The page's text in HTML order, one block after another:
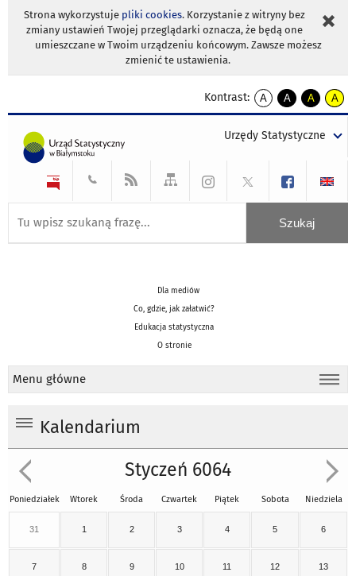
Strona wykorzystuje pliki cookies. Korzystanie z witryny bez
zmiany ustawień Twojej przeglądarki oznacza, że będą one
umieszczane w Twoim urządzeniu końcowym. Zawsze możesz
zmienić te ustawienia.
Kontrast:
A
kontrast
A
kontrast
tekst
czarnym
A
kontrast
tekst
czarnym
A
tekst
żółtym
Urzędy Statystyczne
Dla mediów
Co, gdzie, jak załatwić?
Edukacja statystyczna
O stronie
Menu główne
Kalendarium
Styczeń 6064
Poniedziałek Wtorek Środa Czwartek Piątek Sobota Niedziela
31 1 2 3 4 5 6
7 8 9 10 11 12 13